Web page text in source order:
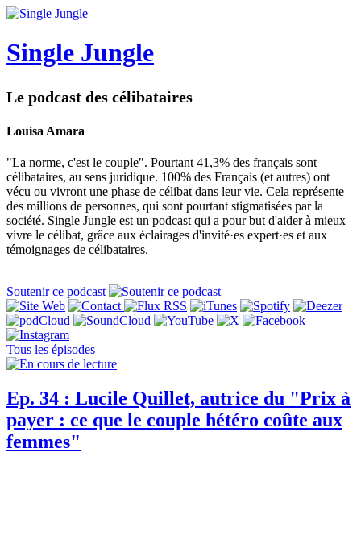
Single Jungle
Le podcast des célibataires
Louisa Amara
"La norme, c'est le couple". Pourtant 41,3% des français sont
célibataires, au sens juridique. 100% des Français (et autres) ont
vécu ou vivront une phase de célibat dans leur vie. Cela représente
des millions de personnes, qui sont pourtant stigmatisées par la
société. Single Jungle est un podcast qui a pour but d'aider à mieux
vivre le célibat, grâce aux éclairages d'invité·es expert·es et aux
témoignages de célibataires.
Soutenir ce podcast
Tous les épisodes
Ep. 34 : Lucile Quillet, autrice du "Prix à
payer : ce que le couple hétéro coûte aux
femmes"